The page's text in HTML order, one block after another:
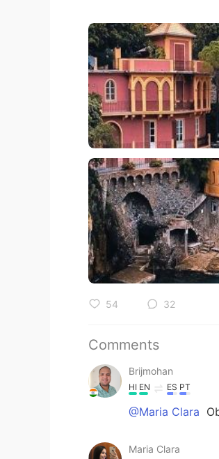
54 32
Comments
Brijmohan
HI EN ES PT
@Maria Clara
Maria Clara